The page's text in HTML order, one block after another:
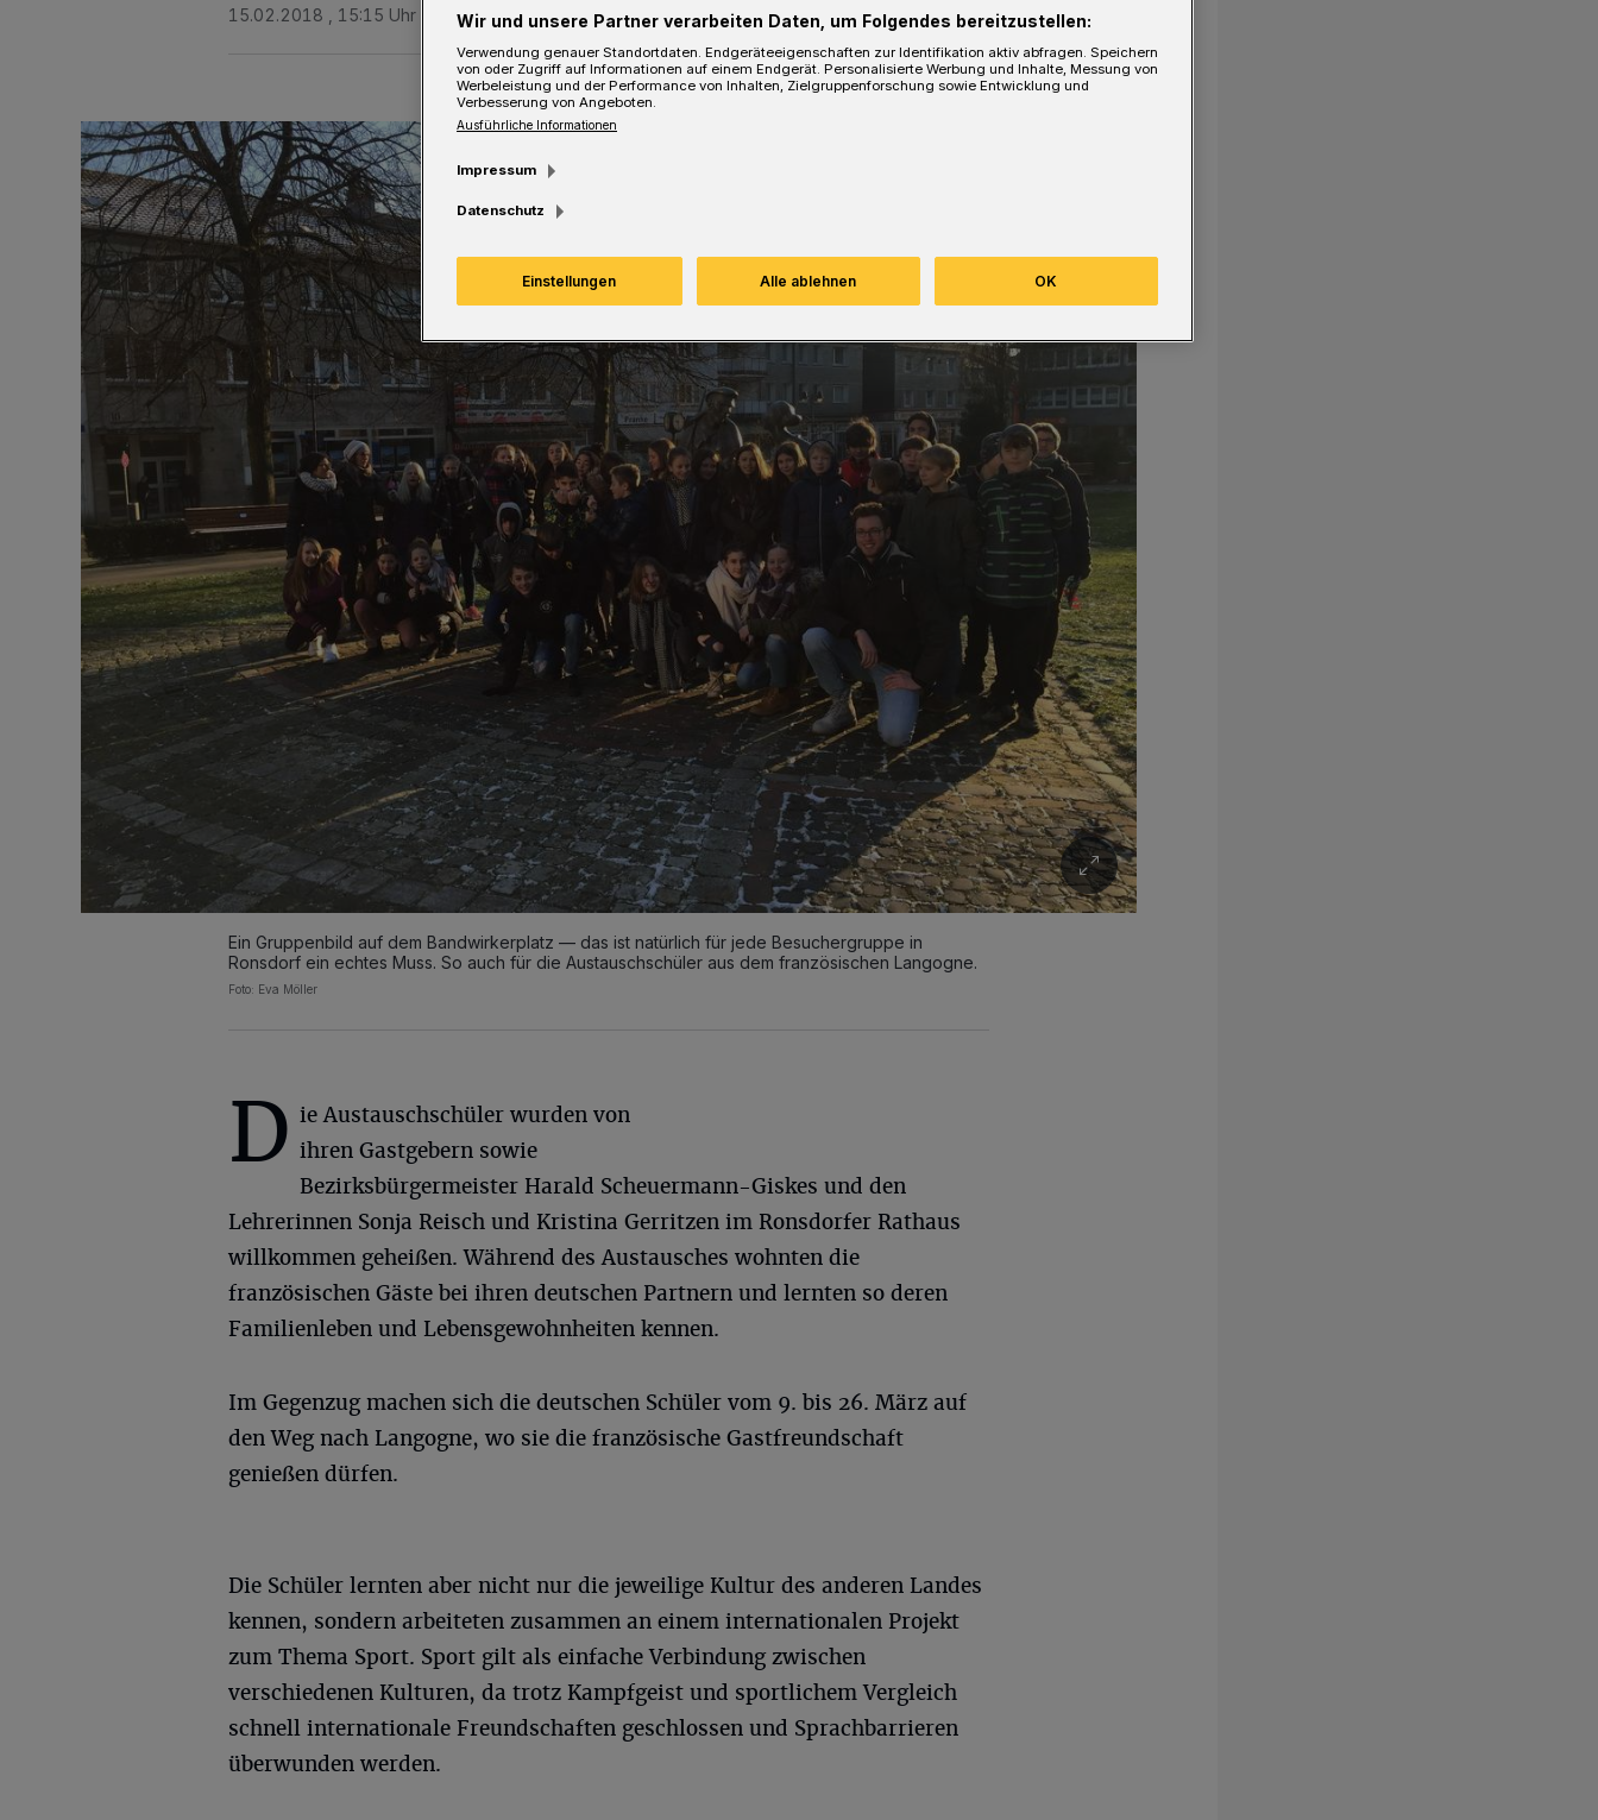
15.02.2018 , 15:15 Uhr Eine Minute Lesezeit
Ein Gruppenbild auf dem Bandwirkerplatz — das ist natürlich für jede Besuchergruppe in
Ronsdorf ein echtes Muss. So auch für die Austauschschüler aus dem französischen Langogne.
Foto: Eva Möller
D ie Austauschschüler wurden von
ihren Gastgebern sowie
Bezirksbürgermeister Harald Scheuermann-Giskes und den
Lehrerinnen Sonja Reisch und Kristina Gerritzen im Ronsdorfer Rathaus
willkommen geheißen. Während des Austausches wohnten die
französischen Gäste bei ihren deutschen Partnern und lernten so deren
Familienleben und Lebensgewohnheiten kennen.
Im Gegenzug machen sich die deutschen Schüler vom 9. bis 26. März auf
den Weg nach Langogne, wo sie die französische Gastfreundschaft
genießen dürfen.
Die Schüler lernten aber nicht nur die jeweilige Kultur des anderen Landes
kennen, sondern arbeiteten zusammen an einem internationalen Projekt
zum Thema Sport. Sport gilt als einfache Verbindung zwischen
verschiedenen Kulturen, da trotz Kampfgeist und sportlichem Vergleich
schnell internationale Freundschaften geschlossen und Sprachbarrieren
überwunden werden.
Wir und unsere Partner verarbeiten Daten, um Folgendes bereitzustellen:
Verwendung genauer Standortdaten. Endgeräteeigenschaften zur Identifikation aktiv abfragen. Speichern
von oder Zugriff auf Informationen auf einem Endgerät. Personalisierte Werbung und Inhalte, Messung von
Werbeleistung und der Performance von Inhalten, Zielgruppenforschung sowie Entwicklung und
Verbesserung von Angeboten.
Ausführliche Informationen
Impressum
Datenschutz
Einstellungen Alle ablehnen OK